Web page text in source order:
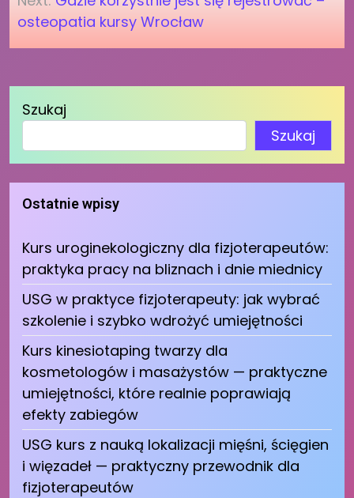
wpisu
osteopatia kursy Wrocław
Szukaj
Szukaj
Ostatnie wpisy
Kurs uroginekologiczny dla fizjoterapeutów:
praktyka pracy na bliznach i dnie miednicy
USG w praktyce fizjoterapeuty: jak wybrać
szkolenie i szybko wdrożyć umiejętności
Kurs kinesiotaping twarzy dla
kosmetologów i masażystów — praktyczne
umiejętności, które realnie poprawiają
efekty zabiegów
USG kurs z nauką lokalizacji mięśni, ścięgien
i więzadeł — praktyczny przewodnik dla
fizjoterapeutów